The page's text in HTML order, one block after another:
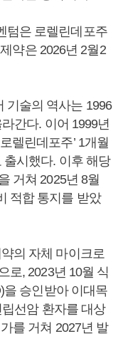
텀은 로렐린데포주
약은 2026년 2월2
기술의 역사는 1996
간다. 이어 1999년
렐린데포주’ 1개월
출시했다. 이후 해당
거쳐 2025년 8월
적합 통지를 받았
의 자체 마이크로
로, 2023년 10월 식
을 승인받아 이대목
선암 환자를 대상
를 거쳐 2027년 발